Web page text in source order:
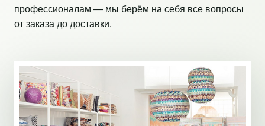
профессионалам — мы берём на себя все вопросы
от заказа до доставки.